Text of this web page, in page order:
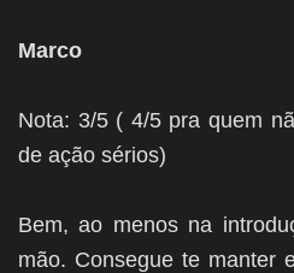
Marco
Nota: 3/5 ( 4/5 pra quem
de ação sérios)
Bem, ao menos na
mão. Consegue te manter